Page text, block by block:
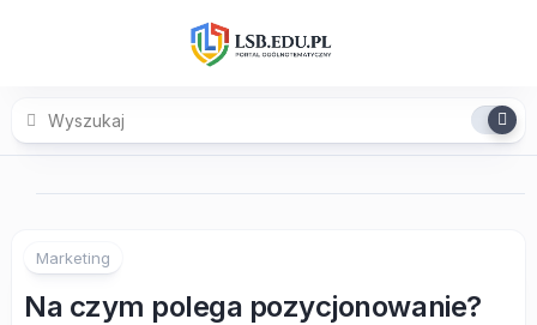
Marketing
Na czym polega pozycjonowanie?